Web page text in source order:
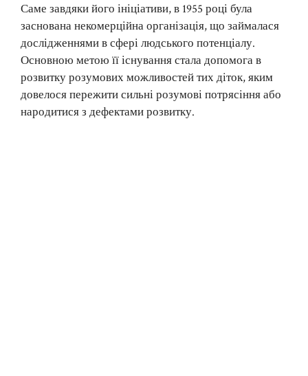
Саме завдяки його ініціативи, в 1955 році була
заснована некомерційна організація, що займалася
дослідженнями в сфері людського потенціалу.
Основною метою її існування стала допомога в
розвитку розумових можливостей тих діток, яким
довелося пережити сильні розумові потрясіння або
народитися з дефектами розвитку.